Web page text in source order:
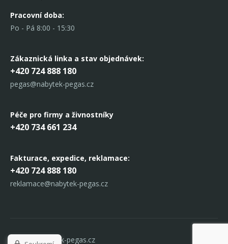
Pracovní doba:
Po - Pá 8:00 - 15:30
Zákaznická linka a stav objednávek:
+420 724 888 180
pegas@nabytek-pegas.cz
Péče pro firmy a živnostníky
+420 734 661 234
Fakturace, expedice, reklamace:
+420 724 888 180
reklamace@nabytek-pegas.cz
© 2017 Nabytek-pegas.cz